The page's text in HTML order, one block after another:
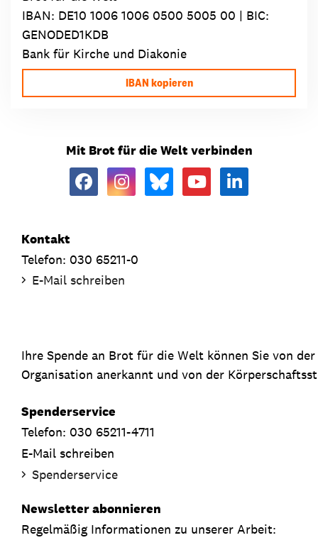
IBAN: DE10 1006 1006 0500 5005 00 | BIC:
GENODED1KDB
Bank für Kirche und Diakonie
IBAN kopieren
Mit Brot für die Welt verbinden
Kontakt
Telefon: 030 65211-0
E-Mail schreiben
Ihre Spende an Brot für die Welt können Sie von
Organisation anerkannt und von der
Spenderservice
Telefon: 030 65211-4711
E-Mail schreiben
Spenderservice
Newsletter abonnieren
Regelmäßig Informationen zu unserer Arbeit: